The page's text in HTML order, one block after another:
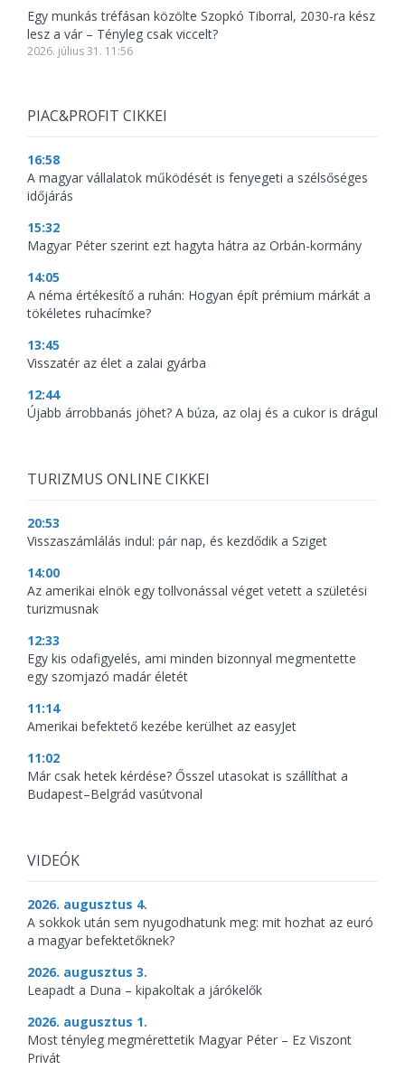
Egy munkás tréfásan közölte Szopkó Tiborral, 2030-ra kész
lesz a vár – Tényleg csak viccelt?
2026. július 31. 11:56
PIAC&PROFIT CIKKEI
16:58
A magyar vállalatok működését is fenyegeti a szélsőséges
időjárás
15:32
Magyar Péter szerint ezt hagyta hátra az Orbán-kormány
14:05
A néma értékesítő a ruhán: Hogyan épít prémium márkát a
tökéletes ruhacímke?
13:45
Visszatér az élet a zalai gyárba
12:44
Újabb árrobbanás jöhet? A búza, az olaj és a cukor is drágul
TURIZMUS ONLINE CIKKEI
20:53
Visszaszámlálás indul: pár nap, és kezdődik a Sziget
14:00
Az amerikai elnök egy tollvonással véget vetett a születési
turizmusnak
12:33
Egy kis odafigyelés, ami minden bizonnyal megmentette
egy szomjazó madár életét
11:14
Amerikai befektető kezébe kerülhet az easyJet
11:02
Már csak hetek kérdése? Ősszel utasokat is szállíthat a
Budapest–Belgrád vasútvonal
VIDEÓK
2026. augusztus 4.
A sokkok után sem nyugodhatunk meg: mit hozhat az euró
a magyar befektetőknek?
2026. augusztus 3.
Leapadt a Duna – kipakoltak a járókelők
2026. augusztus 1.
Most tényleg megmérettetik Magyar Péter – Ez Viszont
Privát